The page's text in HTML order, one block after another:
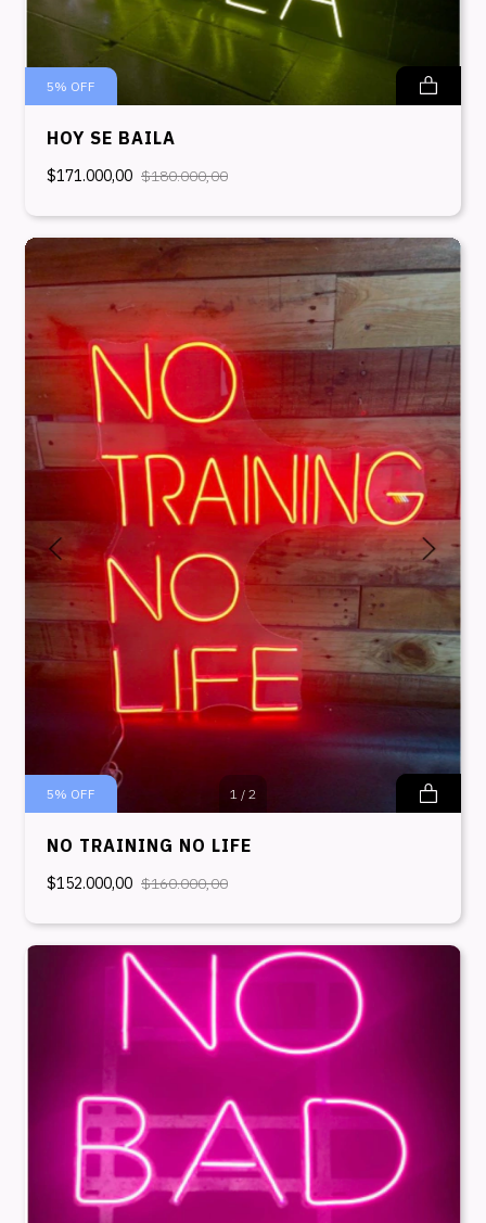
5% OFF
HOY SE BAILA
$171.000,00 $180.000,00
1 / 2
5% OFF
NO TRAINING NO LIFE
$152.000,00 $160.000,00